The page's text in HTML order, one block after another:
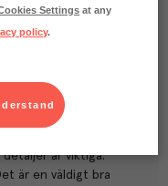
än hemma
kökschefen så
den tillbaka. Det
är viktiga.
är en väldigt bra
Settings at any
policy.